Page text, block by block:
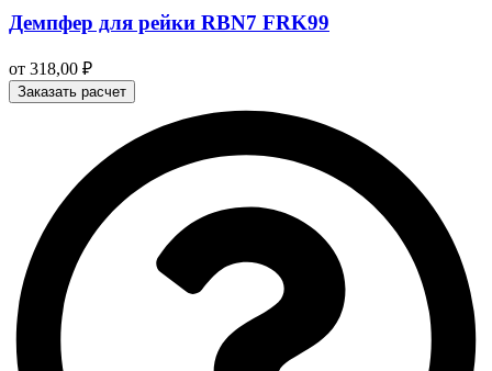
Демпфер для рейки RBN7 FRK99
от 318,00 ₽
Заказать расчет